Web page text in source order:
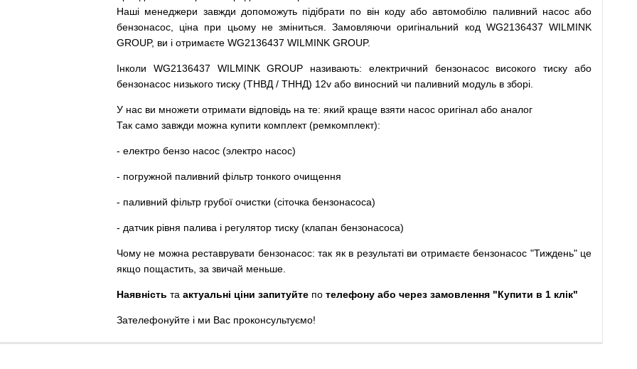
Наші менеджери завжди допоможуть підібрати по він коду або автомобілю паливний насос або
бензонасос
ціна при цьому не зміниться Замовляючи оригінальний код WG2136437 WILMINK
GROUP, ви і отримаєте WG2136437 WILMINK GROUP.
Інколи WG2136437 WILMINK GROUP називають: електричний бензонасос високого тиску
або
бензонасос низького тиску (ТНВД / ТННД) 12v або виносний чи паливний модуль в зборі
У нас ви множети отримати відповідь на те: який краще взяти насос оригінал або аналог
Так само завжди можна купити комплект (ремкомплект):
- електро бензо насос (электро насос)
- погружной паливний фільтр тонкого очищення
- паливний фільтр грубої очистки (сіточка бензонасоса)
- датчик рівня палива і регулятор тиску (клапан бензонасоса)
Чому не можна реставрувати бензонасос: так як в результаті ви отримаєте бензонасос "Тиждень" це
якщо пощастить, за звичай меньше.
Наявність та актуальні ціни запитуйте по телефону або через замовлення "Купити в 1 клік"
Зателефонуйте і ми Вас проконсультуємо!